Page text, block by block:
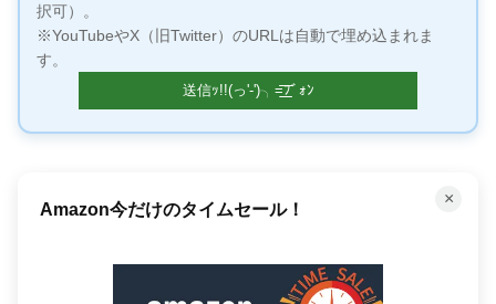
択可）。
※YouTubeやX（旧Twitter）のURLは自動で埋め込まれま
す。
×
Amazon今だけのタイムセール！